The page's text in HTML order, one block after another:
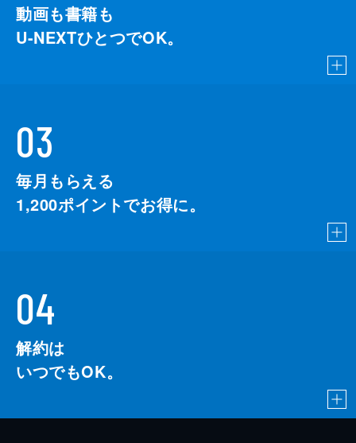
動画も書籍も
U-NEXTひとつでOK。
03
毎月もらえる
1,200ポイントでお得に。
04
解約は
いつでもOK。